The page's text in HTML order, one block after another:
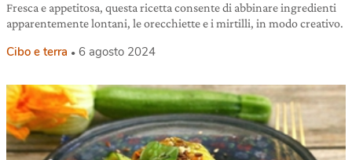
Fresca e appetitosa, questa ricetta consente di abbinare ingredienti
apparentemente lontani, le orecchiette e i mirtilli, in modo creativo.
Cibo e terra 6 agosto 2024